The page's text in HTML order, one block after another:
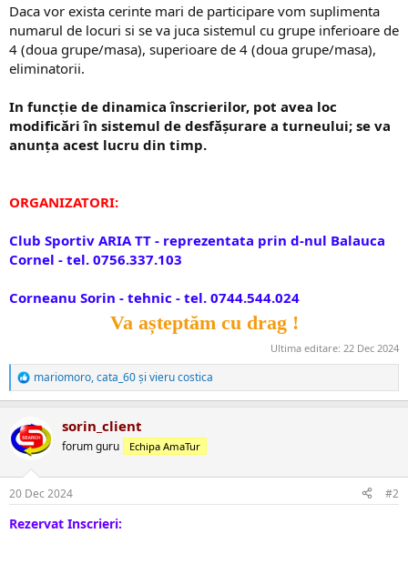
Daca vor exista cerinte mari de participare vom suplimenta
numarul de locuri si se va juca sistemul cu grupe inferioare de
4 (doua grupe/masa), superioare de 4 (doua grupe/masa),
eliminatorii.
In funcție de dinamica înscrierilor, pot avea loc
modificări în sistemul de desfășurare a turneului; se va
anunța acest lucru din timp.
ORGANIZATORI:
Club Sportiv ARIA TT - reprezentata prin d-nul Balauca
Cornel - tel. 0756.337.103
Corneanu Sorin - tehnic - tel. 0744.544.024
Va așteptăm cu drag !
Ultima editare: 22 Dec 2024
R
e
c
ț
i
mariomoro,cata_60și vieru costica
sorin_client
forum guru Echipa AmaTur
20 Dec 2024 #2
Rezervat Inscrieri: